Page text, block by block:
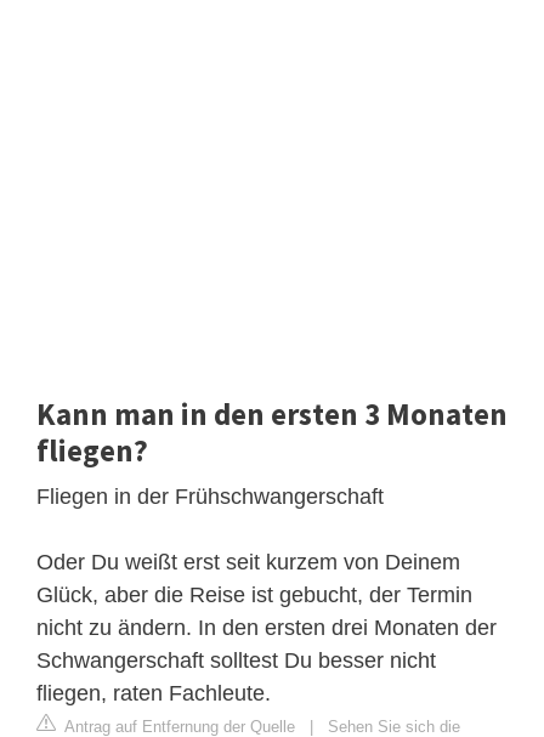
Kann man in den ersten 3 Monaten
fliegen?
Fliegen in der Frühschwangerschaft
Oder Du weißt erst seit kurzem von Deinem
Glück, aber die Reise ist gebucht, der Termin
nicht zu ändern. In den ersten drei Monaten der
Schwangerschaft solltest Du besser nicht
fliegen, raten Fachleute.
Antrag auf Entfernung der Quelle | Sehen Sie sich die